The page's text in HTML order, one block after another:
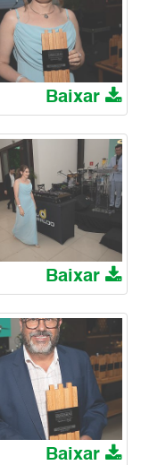
Baixar
Baixar
Baixar